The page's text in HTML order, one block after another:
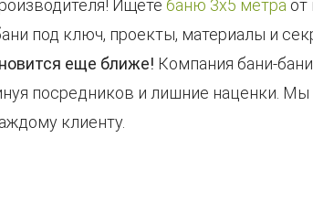
Ищете баню 3х5 метра от
под ключ, проекты, материалы и
еще ближе! Компания бани-
посредников и лишние наценки.
клиенту.